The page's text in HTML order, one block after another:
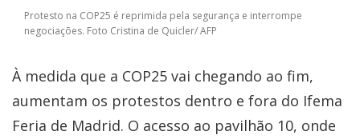
Protesto na COP25 é reprimida pela segurança e interrompe
negociações. Foto Cristina de Quicler/ AFP
À medida que a COP25 vai chegando ao fim,
aumentam os protestos dentro e fora do Ifema
Feria de Madrid. O acesso ao pavilhão 10, onde